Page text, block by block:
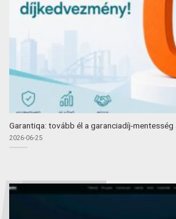
Garantiqa: tovább él a garanciadíj-mentesség
2026-06-25